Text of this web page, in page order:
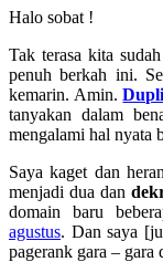
Halo sobat !
Tak terasa kita
penuh berkah ini.
kemarin. Amin.
tanyakan dalam
mengalami hal nyata
Saya kaget dan
menjadi dua dan
domain baru
agustus. Dan saya
pagerank gara – gara